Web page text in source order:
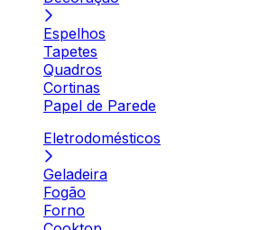
Espelhos
Tapetes
Quadros
Cortinas
Papel de Parede
Eletrodomésticos
Geladeira
Fogão
Forno